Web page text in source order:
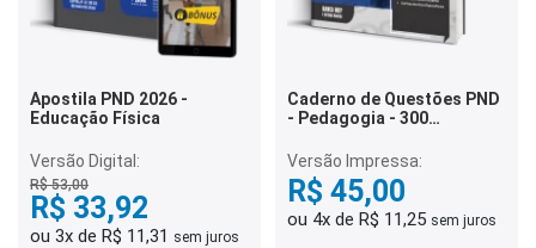
Apostila PND 2026 -
Educação Física
Versão Digital:
R$ 53,00
R$ 33,92
ou 3x de R$ 11,31 sem juros
Caderno de Questões PND
- Pedagogia - 300
Versão Impressa:
R$ 45,00
ou 4x de R$ 11,25 sem juros